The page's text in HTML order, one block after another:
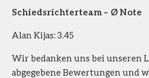
Schiedsrichterteam – Ø Note
Alan Kijas: 3.45
Wir bedanken uns bei unseren
abgegebene Bewertungen und